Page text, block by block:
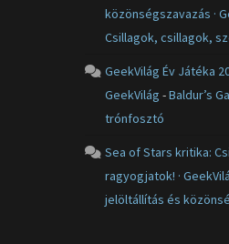
közönségszavazás ·
Csillagok, csillagok,
GeekVilág Év Játéka
GeekVilág -Baldur’s
trónfosztó
Sea of Stars kritika:
ragyogjatok! ·
jelöltállítás és